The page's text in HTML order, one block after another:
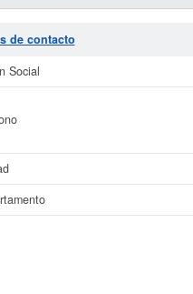
de contacto
Social